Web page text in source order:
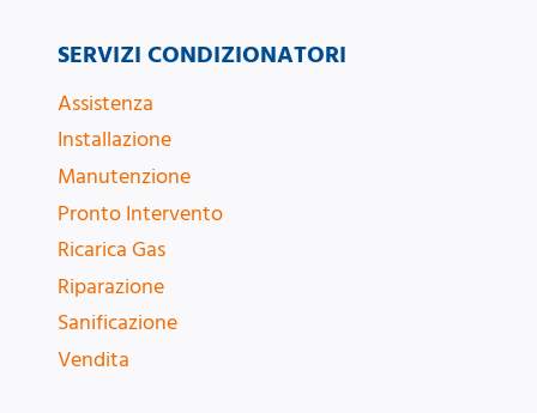
SERVIZI CONDIZIONATORI
Assistenza
Installazione
Manutenzione
Pronto Intervento
Ricarica Gas
Riparazione
Sanificazione
Vendita